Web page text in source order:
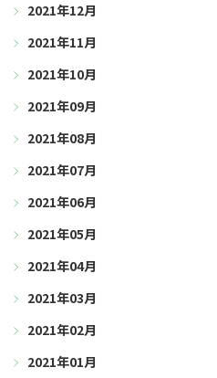
2021年12月
2021年11月
2021年10月
2021年09月
2021年08月
2021年07月
2021年06月
2021年05月
2021年04月
2021年03月
2021年02月
2021年01月